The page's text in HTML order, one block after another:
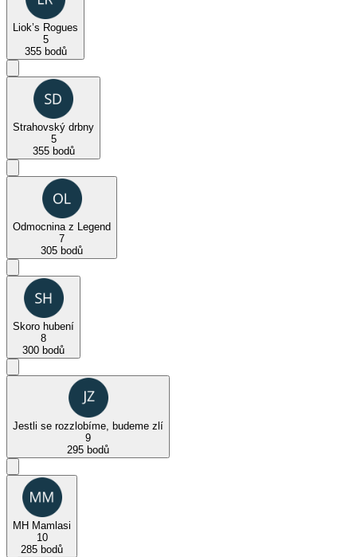
Liok’s Rogues
5
355 bodů
Strahovský drbny
5
355 bodů
Odmocnina z Legend
7
305 bodů
Skoro hubení
8
300 bodů
Jestli se rozzlobíme, budeme zlí
9
295 bodů
MH Mamlasi
10
285 bodů